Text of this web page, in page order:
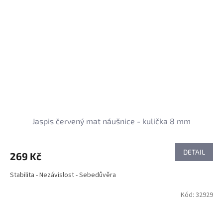
Jaspis červený mat náušnice - kulička 8 mm
269 Kč DETAIL
Stabilita - Nezávislost - Sebedůvěra
Kód: 32929